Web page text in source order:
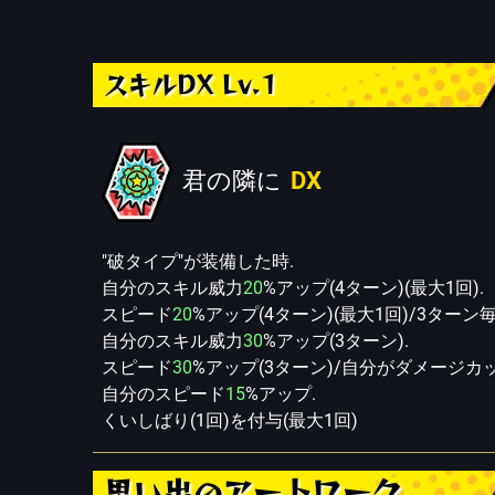
スキルDX Lv.1
君の隣に DX
"破タイプ"が装備した時.
自分のスキル威力20%アップ(4ターン)(最大1回).
スピード20%アップ(4ターン)(最大1回)/3ターン
自分のスキル威力30%アップ(3ターン).
スピード30%アップ(3ターン)/自分がダメージカ
自分のスピード15%アップ.
くいしばり(1回)を付与(最大1回)